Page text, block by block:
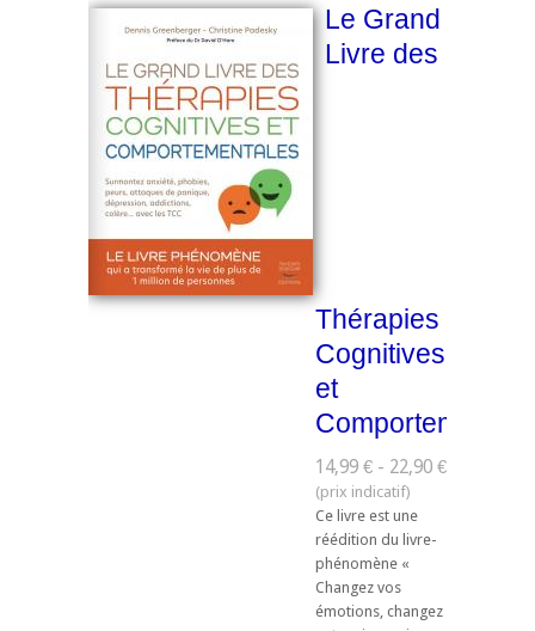
Le Grand
Livre des
Thérapies
Cognitives
et
14,99 € - 22,90 €
Ce livre est une
réédition du livre-
phénomène «
Changez vos
émotions, changez